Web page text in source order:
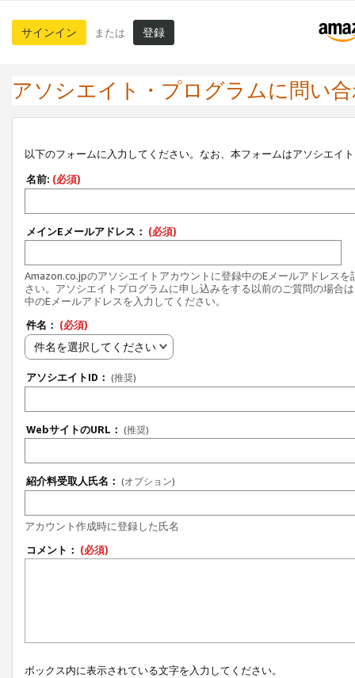
サインイン または 登録
アソシエイト・プログラムに問い
以下のフォームに入力してください。なお、本フォームはアソシエイ
名前: (必須)
メインEメールアドレス： (必須)
Amazon.co.jpのアソシエイトアカウントに登録中のEメールアドレスを
さい。アソシエイトプログラムに申し込みをする以前のご質問の場合
中のEメールアドレスを入力してください。
件名： (必須)
件名を選択してください
アソシエイトID： (推奨)
WebサイトのURL： (推奨)
紹介料受取人氏名： (オプション)
アカウント作成時に登録した氏名
コメント： (必須)
ボックス内に表示されている文字を入力してください。